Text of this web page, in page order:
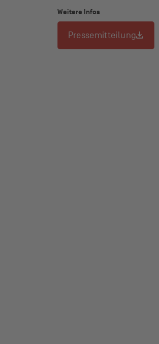
Weitere Infos
Pressemitteilung